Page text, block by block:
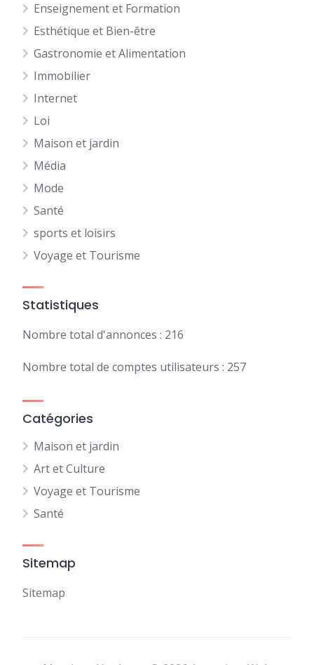
Enseignement et Formation
Esthétique et Bien-être
Gastronomie et Alimentation
Immobilier
Internet
Loi
Maison et jardin
Média
Mode
Santé
sports et loisirs
Voyage et Tourisme
Statistiques
Nombre total d'annonces : 216
Nombre total de comptes utilisateurs : 257
Catégories
Maison et jardin
Art et Culture
Voyage et Tourisme
Santé
Sitemap
Sitemap